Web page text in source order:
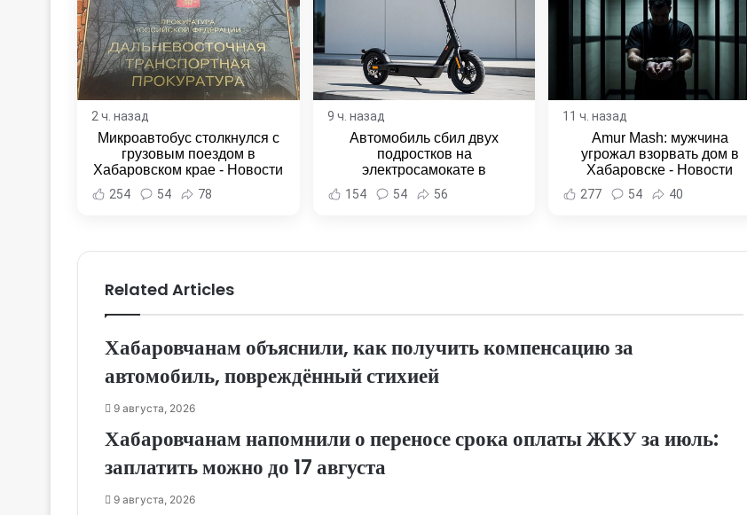
2 ч. назад
Микроавтобус столкнулся с
грузовым поездом в
Хабаровском крае - Новости
Хабаровска и Хабаровского
края
254 54 78
9 ч. назад
Автомобиль сбил двух
подростков на
электросамокате в
Комсомольске-на-Амуре -
Новости Хабаровска и
154 54 56
11 ч. назад
Amur Mash: мужчина
угрожал взорвать дом в
Хабаровске - Новости
Хабаровска и Хабаровского
края
277 54 40
Related Articles
Хабаровчанам объяснили, как получить компенсацию за
автомобиль, повреждённый стихией
9 августа, 2026
Хабаровчанам напомнили о переносе срока оплаты ЖКУ за июль:
заплатить можно до 17 августа
9 августа, 2026